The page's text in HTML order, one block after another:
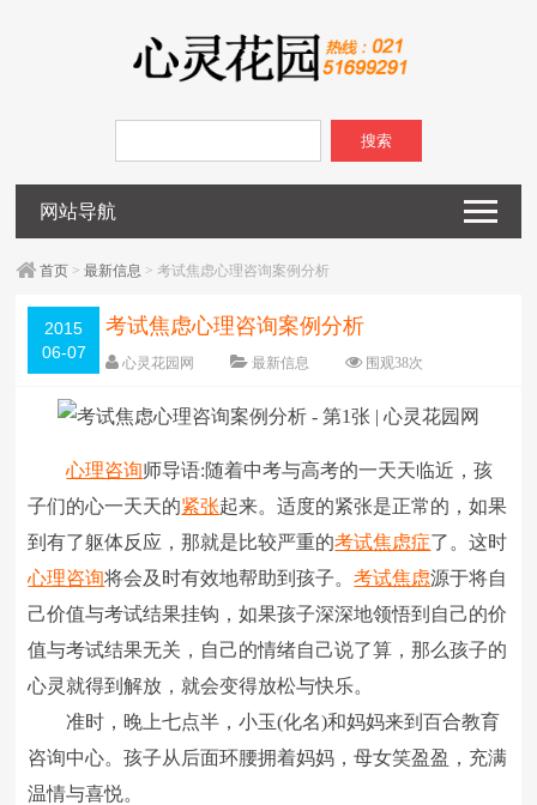
搜索
网站导航
首页 >最新信息 > 考试焦虑心理咨询案例分析
2015
06-07
考试焦虑心理咨询案例分析
心灵花园网 最新信息 围观38次
字体：大 中 小
心理咨询师导语:随着中考与高考的一天天临近，孩
子们的心一天天的紧张起来。适度的紧张是正常的，如果
到有了躯体反应，那就是比较严重的考试焦虑症了。这时
心理咨询将会及时有效地帮助到孩子。考试焦虑源于将自
己价值与考试结果挂钩，如果孩子深深地领悟到自己的价
值与考试结果无关，自己的情绪自己说了算，那么孩子的
心灵就得到解放，就会变得放松与快乐。
准时，晚上七点半，小玉(化名)和妈妈来到百合教育
咨询中心。孩子从后面环腰拥着妈妈，母女笑盈盈，充满
温情与喜悦。